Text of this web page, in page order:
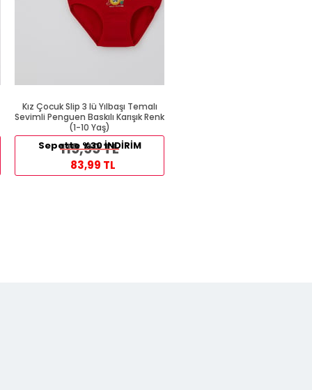
Kız Çocuk Slip 3 lü Yılbaşı Temalı
Sevimli Penguen Baskılı Karışık Renk
(1-10 Yaş)
119,99 TL
Sepette %30 İNDİRİM
83,99 TL